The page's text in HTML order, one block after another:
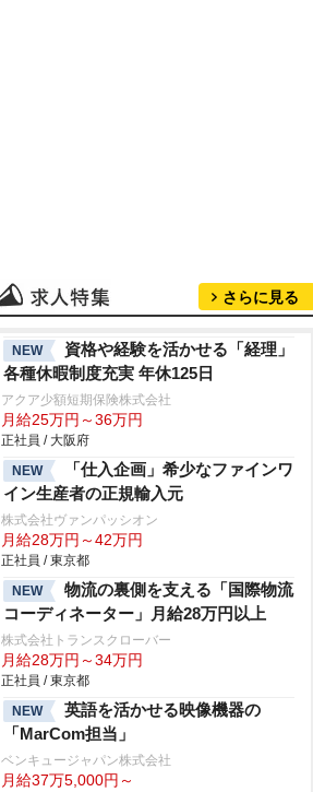
さらに見る
NEW
資格や経験を活かせる「経理」
各種休暇制度充実 年休125日
アクア少額短期保険株式会社
月給25万円～36万円
正社員 / 大阪府
NEW
「仕入企画」希少なファインワ
イン生産者の正規輸入元
株式会社ヴァンパッシオン
月給28万円～42万円
正社員 / 東京都
NEW
物流の裏側を支える「国際物流
コーディネーター」月給28万円以上
株式会社トランスクローバー
月給28万円～34万円
正社員 / 東京都
NEW
英語を活かせる映像機器の
「MarCom担当」
ベンキュージャパン株式会社
月給37万5,000円～